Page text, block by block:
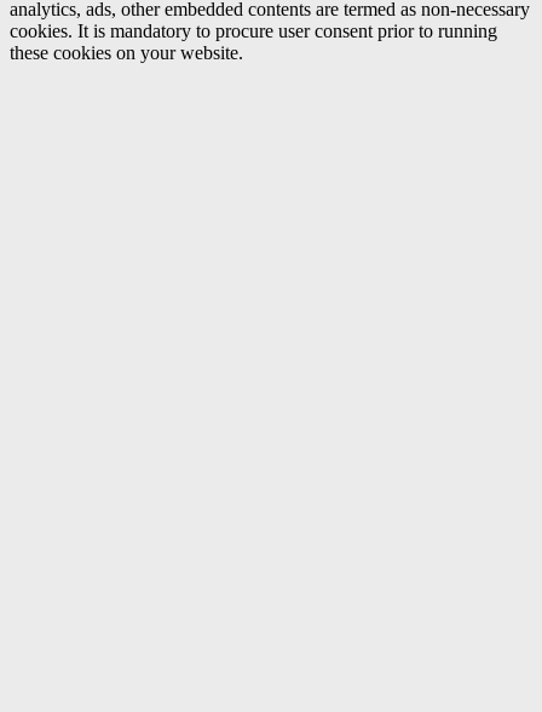
analytics, ads, other embedded contents are termed as non-necessary
cookies. It is mandatory to procure user consent prior to running
these cookies on your website.